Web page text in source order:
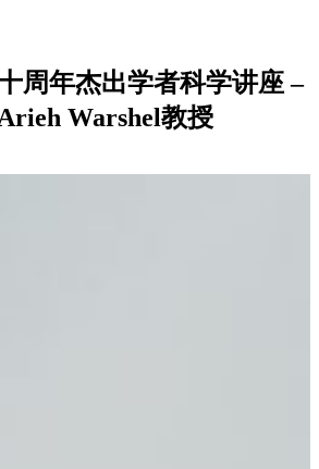
周年杰出学者科学讲座 –
Warshel教授